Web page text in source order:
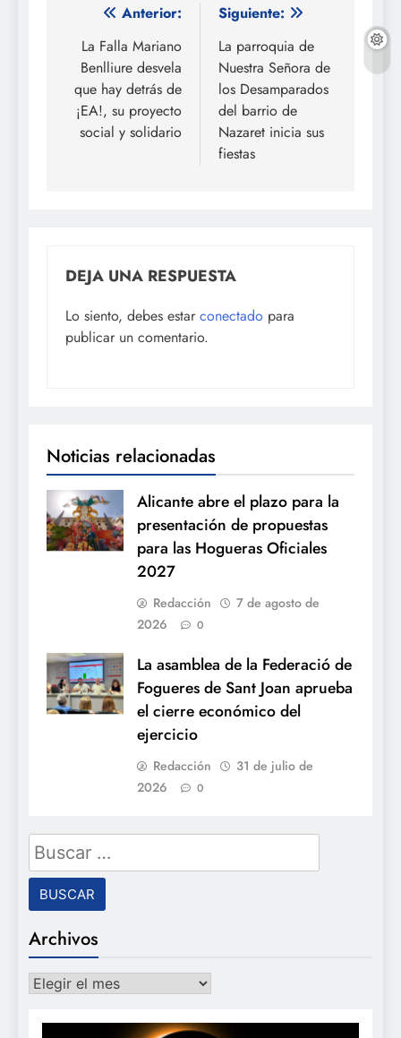
Navegación
de
entradas
Anterior:
La Falla Mariano
Benlliure desvela
que hay detrás de
¡EA!, su proyecto
social y solidario
Siguiente:
La parroquia de
Nuestra Señora de
los Desamparados
del barrio de
Nazaret inicia sus
fiestas
DEJA UNA RESPUESTA
Lo siento, debes estar conectado para
publicar un comentario.
Noticias relacionadas
Alicante abre el plazo para la
presentación de propuestas
para las Hogueras Oficiales
2027
Redacción
7 de agosto de
2026
0
La asamblea de la Federació de
Fogueres de Sant Joan aprueba
el cierre económico del
ejercicio
Redacción
31 de julio de
2026
0
Buscar:
Archivos
Archivos